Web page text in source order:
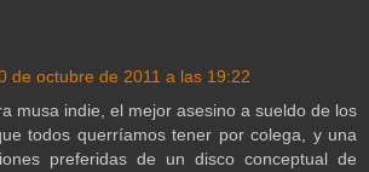
de octubre de 2011 a las 19:22
musa indie, el mejor asesino a sueldo de los
todos querríamos tener por colega, y una
preferidas de un disco conceptual de